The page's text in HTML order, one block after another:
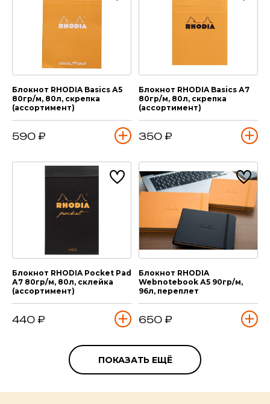
Блокнот RHODIA Basics А5
80гр/м, 80л, скрепка
(ассортимент)
590 ₽
Блокнот RHODIA Basics А7
80гр/м, 80л, скрепка
(ассортимент)
350 ₽
Блокнот RHODIA Pocket Pad
А7 80гр/м, 80л, склейка
(ассортимент)
440 ₽
Блокнот RHODIA
Webnotebook А5 90гр/м,
96л, переплет
650 ₽
ПОКАЗАТЬ ЕЩЁ